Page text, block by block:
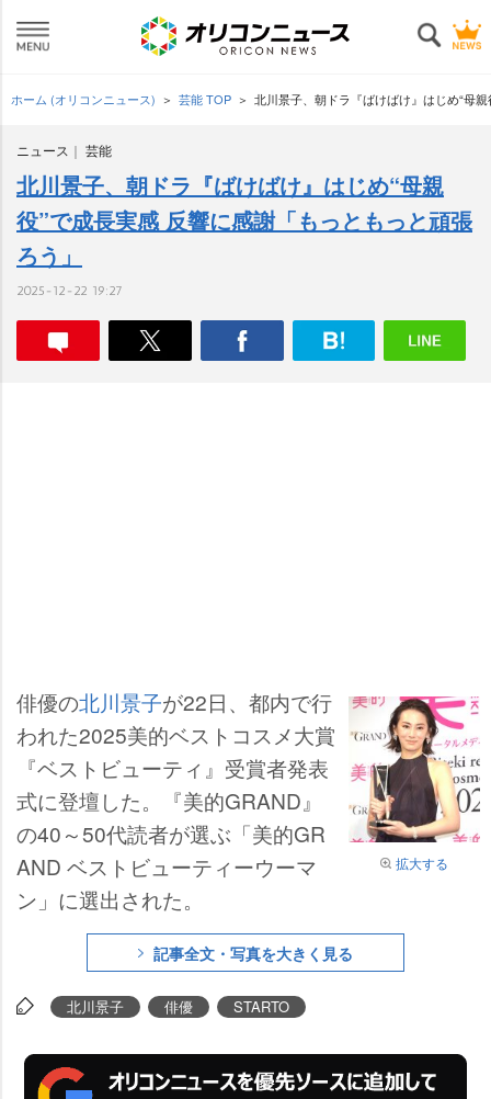
ホーム (オリコンニュース) 芸能 TOP 北川景子、朝ドラ『ばけばけ』はじめ“母
ニュース 芸能
北川景子、朝ドラ『ばけばけ』はじめ“母親
役”で成長実感 反響に感謝「もっともっと頑張
ろう」
2025-12-22 19:27
拡大する
俳優の北川景子が22日、都内で行
われた2025美的ベストコスメ大賞
『ベストビューティ』受賞者発表
式に登壇した。『美的GRAND』
の40～50代読者が選ぶ「美的GR
AND ベストビューティーウーマ
ン」に選出された。
記事全文・写真を大きく見る
北川景子 俳優 STARTO